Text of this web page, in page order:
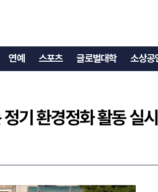
연예 스포츠 글로벌대학 소상공
기 환경정화 활동 실시
기 환경정화 활동 실시